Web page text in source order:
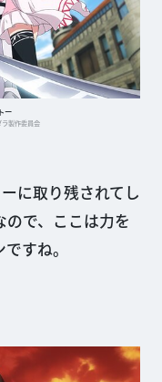
ー
製作委員会
に取り残されてし
ので、ここは力を
すね。